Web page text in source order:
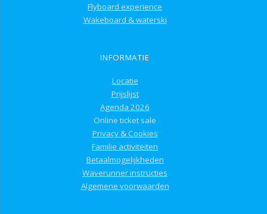
Flyboard experience
Wakeboard & waterski
INFORMATIE
Locatie
Prijslijst
Agenda 2026
Online ticket sale
Privacy & Cookies
Familie activiteiten
Betaalmogelijkheden
Waverunner instructies
Algemene voorwaarden